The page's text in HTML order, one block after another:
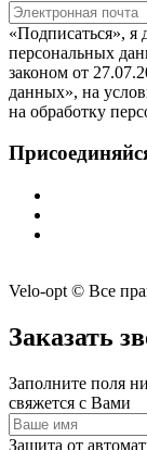
«Подписаться», я
персональных
законом от
данных», на
на обработку
Velo-opt © Все
Заказать
Заполните поля
свяжется с Вами
Защита от